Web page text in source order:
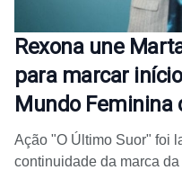
Rexona une
para marcar
Mundo Feminina
Ação "O Último Suor" foi
continuidade da marca